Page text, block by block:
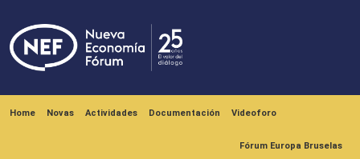
Home Novas Actividades Documentación Videoforo
Fórum Europa Bruselas